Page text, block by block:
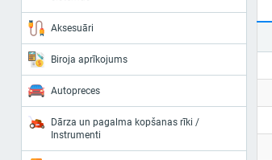
Aksesuāri
Biroja aprīkojums
Autopreces
Dārza un pagalma kopšanas rīki /
Instrumenti